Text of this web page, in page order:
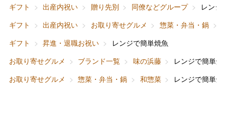
ギフト
出産内祝い 贈り先別 同僚などグループ
レンジ
ギフト
出産内祝い お取り寄せグルメ 惣菜・弁当・鍋
ギフト
昇進・退職お祝い
レンジで簡単焼魚
お取り寄せグルメ
ブランド一覧 味の浜藤
レンジで簡単焼
お取り寄せグルメ
惣菜・弁当・鍋 和惣菜 レンジで簡単焼
ファッション
ホーム＆インテリア
ベビー＆キッズ
出産内祝い
結婚内祝い
お香典返し
快気祝い
父の日
お中元
敬老の日